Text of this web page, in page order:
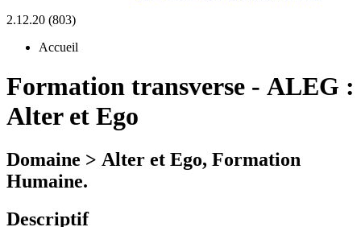
2.12.20 (803)
Accueil
Formation transverse - ALEG :
Alter et Ego
Domaine > Alter et Ego, Formation
Humaine.
Descriptif